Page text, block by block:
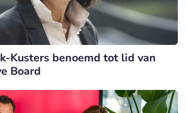
Kusters benoemd tot lid van
Board